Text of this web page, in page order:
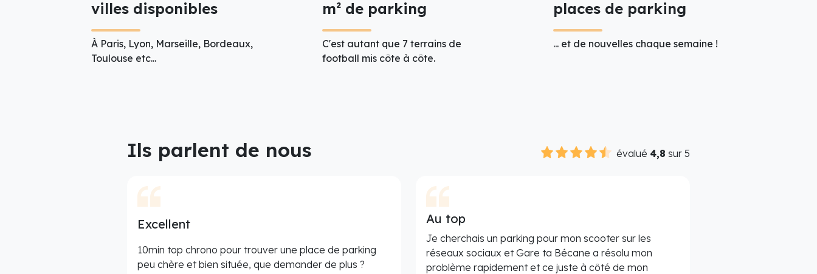
villes disponibles
À Paris, Lyon, Marseille, Bordeaux,
Toulouse etc...
m² de parking
C'est autant que 7 terrains de
football mis côte à côte.
places de parking
... et de nouvelles chaque semaine !
Ils parlent de nous évalué 4,8 sur 5
Excellent
10min top chrono pour trouver une place de parking
peu chère et bien située, que demander de plus ?
Au top
Je cherchais un parking pour mon scooter sur les
réseaux sociaux et Gare ta Bécane a résolu mon
problème rapidement et ce juste à côté de mon